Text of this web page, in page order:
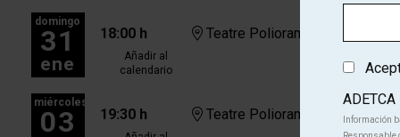
domingo
31
ene
18:00 h Teatre Poliorama
Añadir al
calendario
miércoles
03 19:30 h Teatre Poliorama
ADETCA
Información